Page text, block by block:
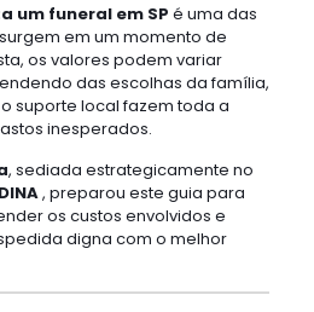
um funeral em SP é uma das
em um momento de
os valores podem variar
das escolhas da família,
suporte local fazem toda a
inesperados.
, sediada estrategicamente no
, preparou este guia para
os custos envolvidos e
digna com o melhor